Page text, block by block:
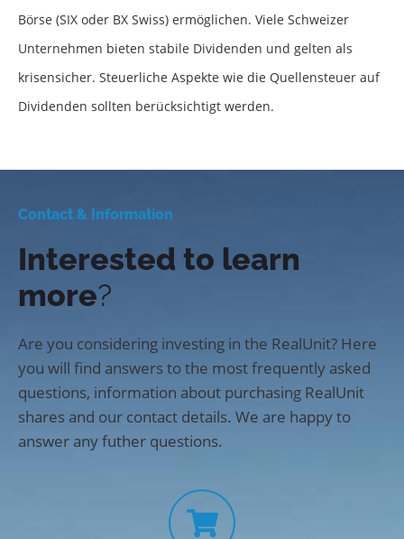
Börse (SIX oder BX Swiss) ermöglichen. Viele Schweizer
Unternehmen bieten stabile Dividenden und gelten als
krisensicher. Steuerliche Aspekte wie die Quellensteuer auf
Dividenden sollten berücksichtigt werden.
Contact & Information
Interested to learn
more?
Are you considering investing in the RealUnit? Here
you will find answers to the most frequently asked
questions, information about purchasing RealUnit
shares and our contact details. We are happy to
answer any futher questions.